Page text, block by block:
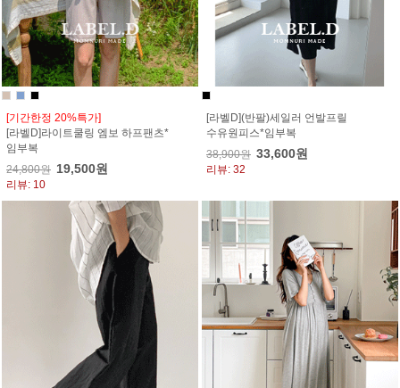
[기간한정 20%특가]
[라벨D]라이트쿨링 엠보 하프팬츠*
임부복
24,800원 19,500원
리뷰: 10
[라벨D](반팔)세일러 언발프릴
수유원피스*임부복
38,900원 33,600원
리뷰: 32